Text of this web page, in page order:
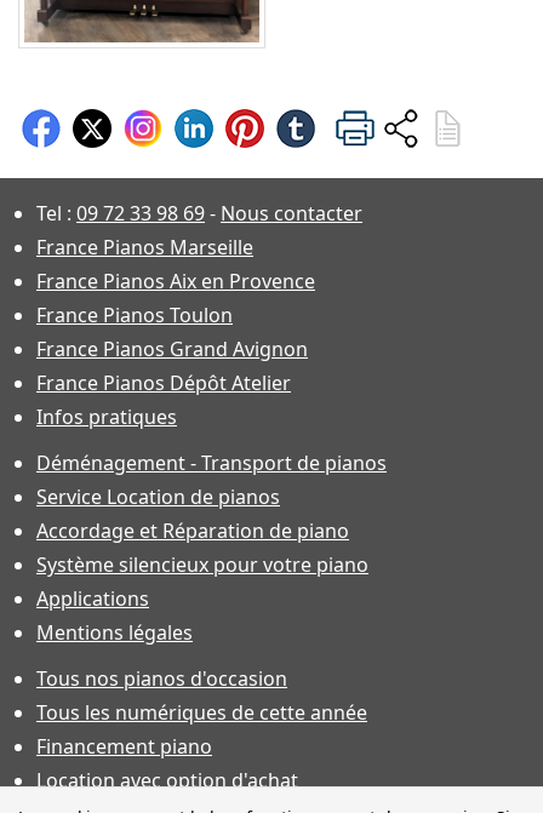
Tel : 09 72 33 98 69- Nous contacter
France Pianos Marseille
France Pianos Aix en Provence
France Pianos Toulon
France Pianos Grand Avignon
France Pianos Dépôt Atelier
Infos pratiques
Déménagement - Transport de pianos
Service Location de pianos
Accordage et Réparation de piano
Système silencieux pour votre piano
Applications
Mentions légales
Tous nos pianos d'occasion
Tous les numériques de cette année
Financement piano
Location avec option d'achat